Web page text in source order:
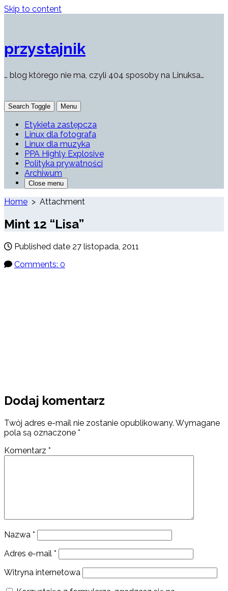
Skip to content
przystajnik
… blog którego nie ma, czyli 404 sposoby na Linuksa…
Search Toggle Menu
Etykieta zastępcza
Linux dla fotografa
Linux dla muzyka
PPA Highly Explosive
Polityka prywatności
Archiwum
Close menu
Home > Attachment
Mint 12 “Lisa”
Published date 27 listopada, 2011
Comments: 0
Dodaj komentarz
Twój adres e-mail nie zostanie opublikowany. Wymagane
pola są oznaczone *
Komentarz *
Nazwa *
Adres e-mail *
Witryna internetowa